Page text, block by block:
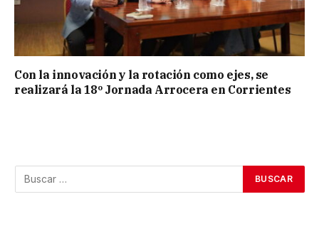
Con la innovación y la rotación como ejes, se
realizará la 18º Jornada Arrocera en Corrientes